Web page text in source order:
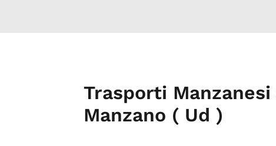
Trasporti
Manzano ( Ud )